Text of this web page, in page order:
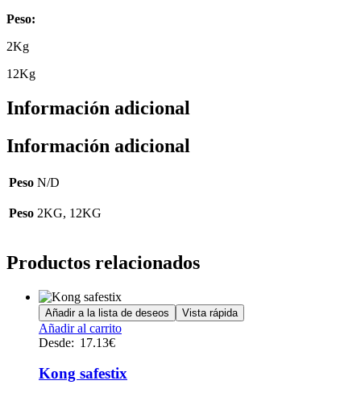
Peso:
2Kg
12Kg
Información adicional
Información adicional
Peso N/D
Peso 2KG, 12KG
Productos relacionados
Añadir a la lista de deseos Vista rápida
Añadir al carritoEste
múltiples
Desde: 17.13€
Kong safestix